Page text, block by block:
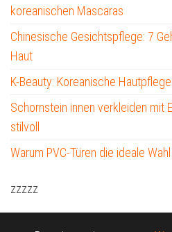
koreanischen Mascaras
Chinesische Gesichtspflege: 7
Haut
K-Beauty: Koreanische
Schornstein innen verkleiden mit
stilvoll
Warum PVC-Türen die ideale
zzzzz